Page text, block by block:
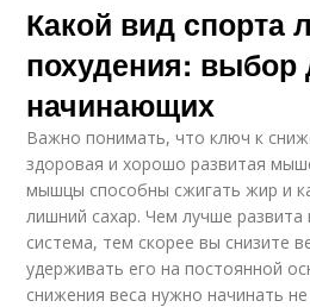
Какой вид спорта
похудения: выбор
начинающих
Важно понимать, что ключ к
здоровая и хорошо развитая
мышцы способны сжигать жир и
лишний сахар. Чем лучше
система, тем скорее вы снизите
удерживать его на постоянной
снижения веса нужно начинать